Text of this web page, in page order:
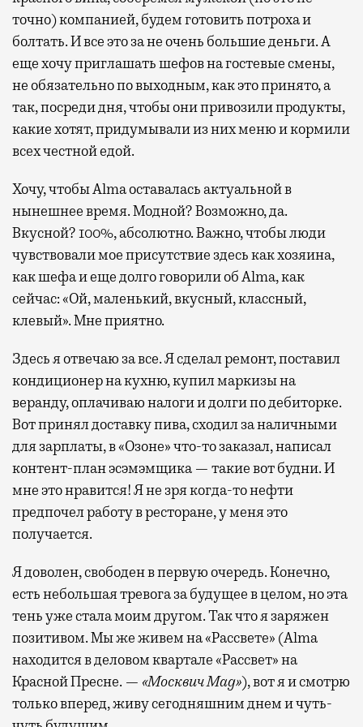
точно) компанией, будем готовить потроха и
болтать. И все это за не очень большие деньги. А
еще хочу приглашать шефов на гостевые смены,
не обязательно по выходным, как это принято, а
так, посреди дня, чтобы они привозили продукты,
какие хотят, придумывали из них меню и кормили
всех честной едой.
Хочу, чтобы Alma оставалась актуальной в
нынешнее время. Модной? Возможно, да.
Вкусной? 100%, абсолютно. Важно, чтобы люди
чувствовали мое присутствие здесь как хозяина,
как шефа и еще долго говорили об Alma, как
сейчас: «Ой, маленький, вкусный, классный,
клевый». Мне приятно.
Здесь я отвечаю за все. Я сделал ремонт, поставил
кондиционер на кухню, купил маркизы на
веранду, оплачиваю налоги и долги по дебиторке.
Вот принял доставку пива, сходил за наличными
для зарплаты, в «Озоне» что-то заказал, написал
контент-план эсэмэмщика — такие вот будни. И
мне это нравится! Я не зря когда-то нефти
предпочел работу в ресторане, у меня это
получается.
Я доволен, свободен в первую очередь. Конечно,
есть небольшая тревога за будущее в целом, но эта
тень уже стала моим другом. Так что я заряжен
позитивом. Мы же живем на «Рассвете» (Alma
находится в деловом квартале «Рассвет» на
Красной Пресне. — «Москвич Mag»), вот я и смотрю
только вперед, живу сегодняшним днем и чуть-